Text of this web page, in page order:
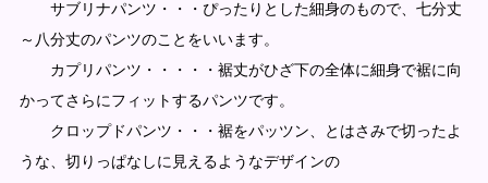
サブリナパンツ・・・ぴったりとした細身のもので、七分丈
～八分丈のパンツのことをいいます。
カプリパンツ・・・・・裾丈がひざ下の全体に細身で裾に向
かってさらにフィットするパンツです。
クロップドパンツ・・・裾をパッツン、とはさみで切ったよ
うな、切りっぱなしに見えるようなデザインの